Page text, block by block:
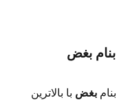
بنام بغض
بنام بغض با بالاترین